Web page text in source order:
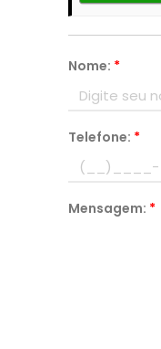
Nome: *
Telefone: *
Mensagem: *